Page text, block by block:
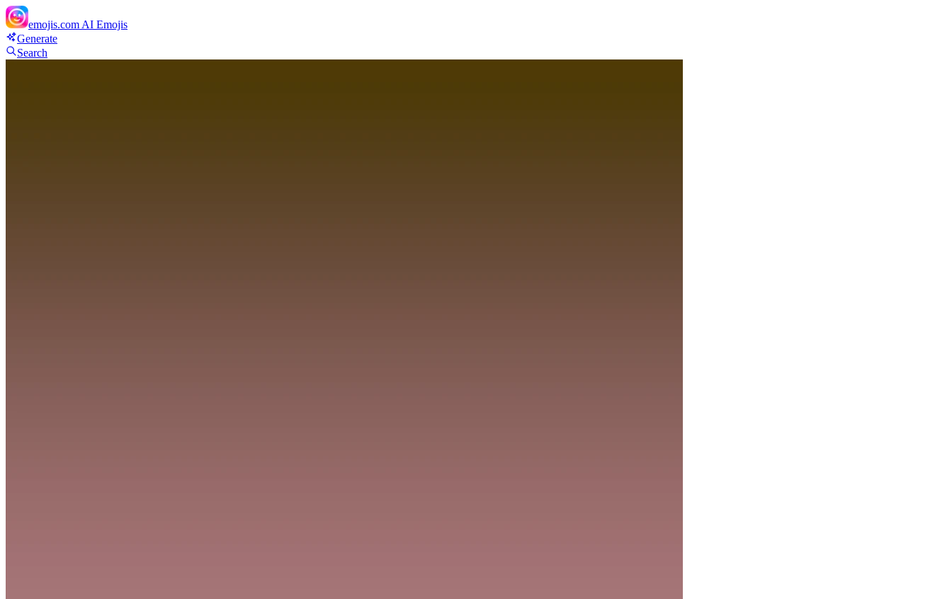
emojis.com AI Emojis
Generate
Search